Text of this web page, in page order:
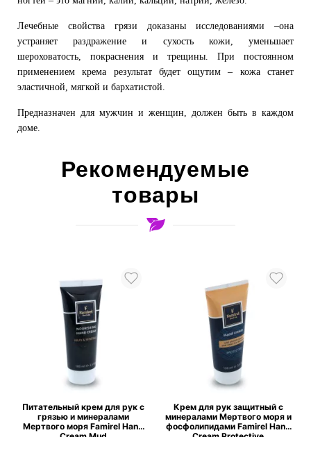
Лечебные свойства грязи доказаны исследованиями –она
устраняет раздражение и сухость кожи, уменьшает
шероховатость, покраснения и трещины. При постоянном
применением крема результат будет ощутим – кожа станет
эластичной, мягкой и бархатистой.
Предназначен для мужчин и женщин, должен быть в каждом
доме.
Рекомендуемые
товары
для рук с
Hand
Крем для рук защитный с
минералами Мертвого моря и
фосфолипидами Famirel Hand
Cream Protective
Крем для рук
мультивитаминный
Hand Cream